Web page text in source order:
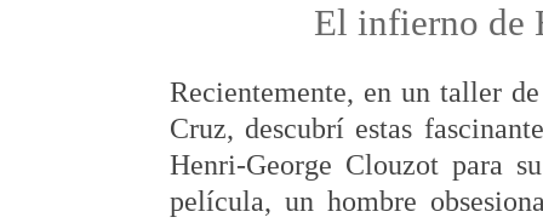
El infierno de
Recientemente, en un taller
Cruz, descubrí estas
Henri-George Clouzot para
película, un hombre